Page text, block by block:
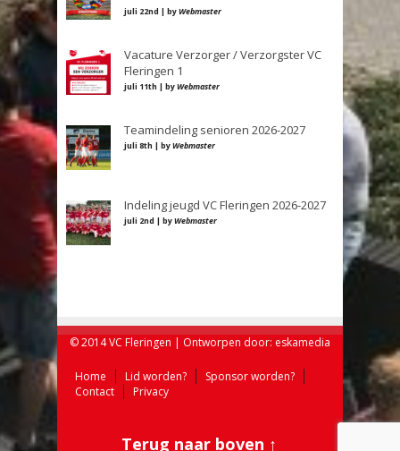
juli 22nd | byWebmaster
Vacature Verzorger / Verzorgster VC
Fleringen 1
juli 11th | byWebmaster
Teamindeling senioren 2026-2027
juli 8th | byWebmaster
Indeling jeugd VC Fleringen 2026-2027
juli 2nd | byWebmaster
© 2014 VC Fleringen | Ontworpen door: eskamedia
Home Lid worden?
Sponsor worden?
Contact
Privacy
Terug naar boven ↑